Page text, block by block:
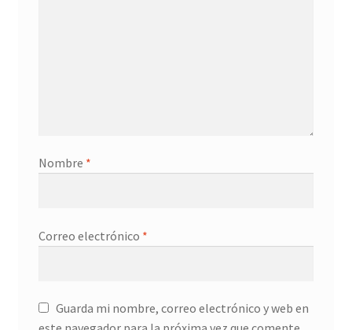
Nombre *
Correo electrónico *
Guarda mi nombre, correo electrónico y web en